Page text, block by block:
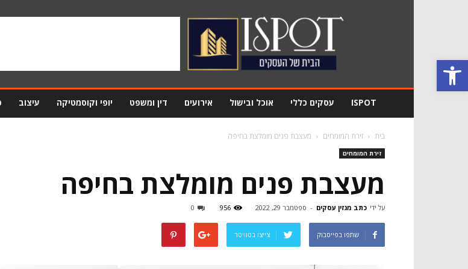
פתח סרגל נגישות
מגזין
Ispot
ISPOT עסקים כללי אוכל ובישול אירועים דין ומשפט יופי וקוסמטיקה עיצוב
בית זירת המומחים מעצבת פנים מומלצת בחיפה
זירת המומחים
מעצבת פנים מומלצת בחיפה
על ידי כתב מגזין עסקים - ספטמבר 29, 2022 956
0
שתפו בפייסבוק צייצו בטוויטר